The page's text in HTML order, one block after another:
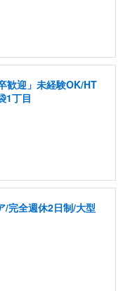
歓迎」未経験OK/HT
1丁目
/完全週休2日制/大型